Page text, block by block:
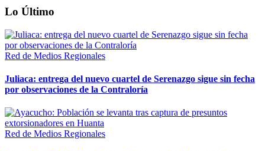
Lo Último
Red de Medios Regionales
Juliaca: entrega del nuevo cuartel de Serenazgo sigue sin fecha
por observaciones de la Contraloría
Red de Medios Regionales